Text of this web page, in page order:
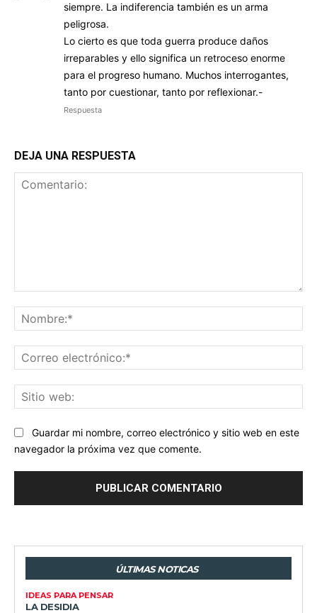
siempre. La indiferencia también es un arma
peligrosa.
Lo cierto es que toda guerra produce daños
irreparables y ello significa un retroceso enorme
para el progreso humano. Muchos interrogantes,
tanto por cuestionar, tanto por reflexionar.-
Respuesta
DEJA UNA RESPUESTA
Guardar mi nombre, correo electrónico y sitio web en este
navegador la próxima vez que comente.
ÚLTIMAS NOTICAS
IDEAS PARA PENSAR
LA DESIDIA